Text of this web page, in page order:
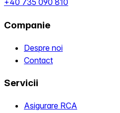
+40 735 090 810
Companie
Despre noi
Contact
Servicii
Asigurare RCA